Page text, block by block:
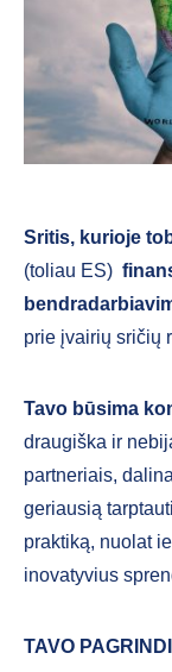
Sritis, kurioje
(toliau ES)
prie įvairių sričių
Tavo būsima
draugiška ir
partneriais,
geriausią
praktiką, nuolat
inovatyvius
TAVO